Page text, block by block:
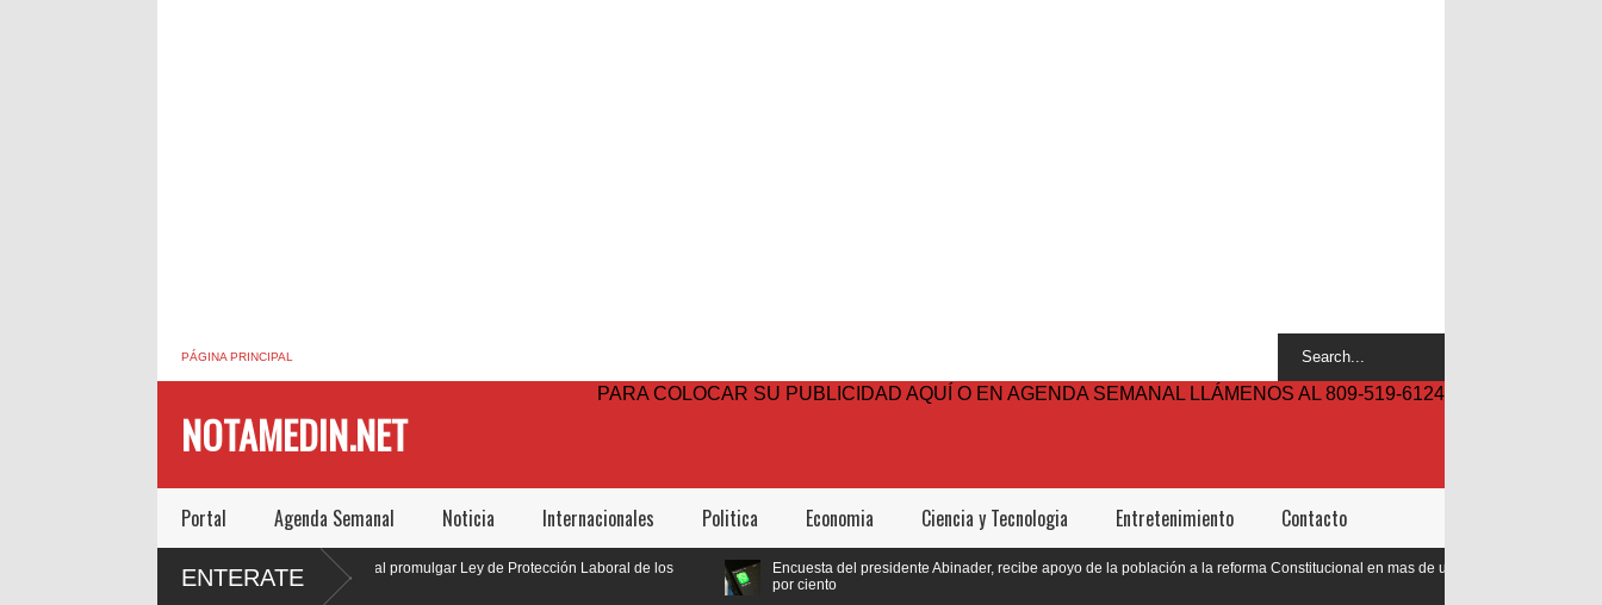
PÁGINA PRINCIPAL
NOTAMEDIN.NET
PARA COLOCAR SU PUBLICIDAD AQUÍ O EN AGENDA SEMANAL LLÁMENOS AL 809-519-6124
Portal Agenda Semanal Noticia Internacionales Politica Economia Ciencia y Tecnologia Entretenimiento Contacto
ENTERATE
Luis Abinader hará justicia al promulgar Ley de Protección Laboral de los
Encuesta del presidente Abinader, recibe apoyo de la población a la reforma Constitucional en mas de un 90
Nacionalización del